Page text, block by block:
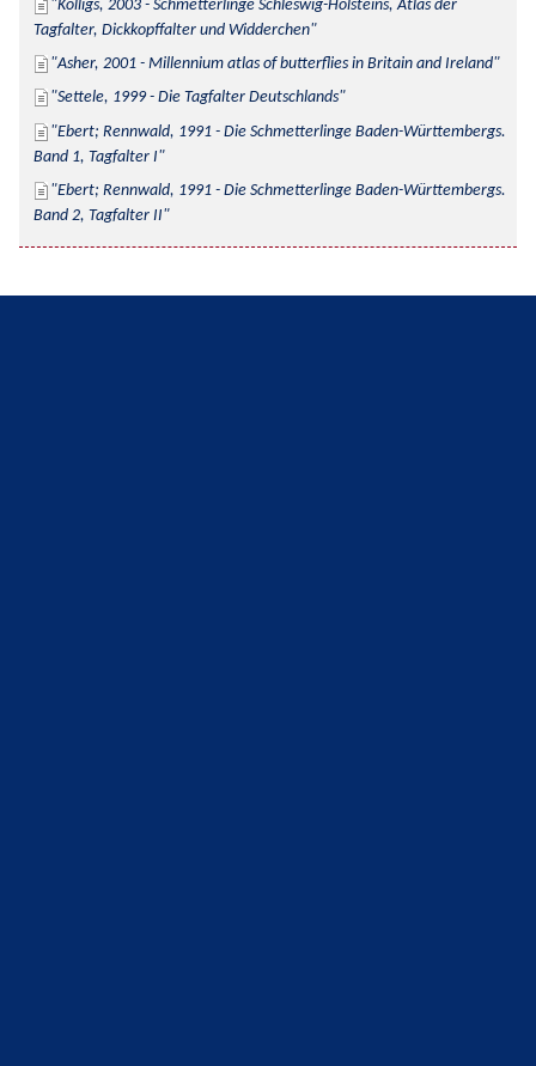
Kolligs, 2003 - Schmetterlinge Schleswig-Holsteins, Atlas der
Tagfalter, Dickkopffalter und Widderchen
Asher, 2001 - Millennium atlas of butterflies in Britain and Ireland
Settele, 1999 - Die Tagfalter Deutschlands
Ebert; Rennwald, 1991 - Die Schmetterlinge Baden-Württembergs.
Band 1, Tagfalter I
Ebert; Rennwald, 1991 - Die Schmetterlinge Baden-Württembergs.
Band 2, Tagfalter II